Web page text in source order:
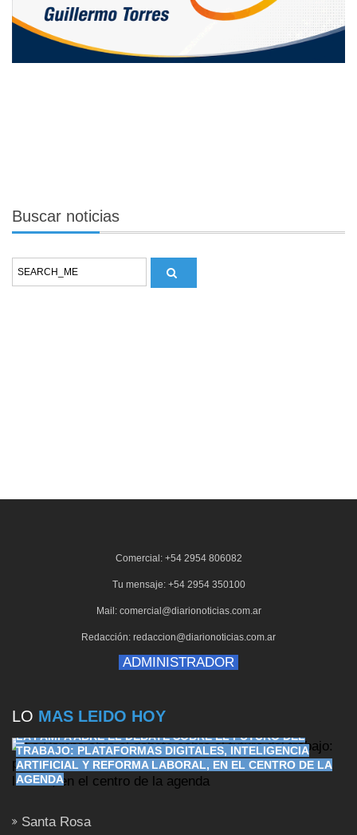
Buscar noticias
Comercial: +54 2954 806082
Tu mensaje: +54 2954 350100
Mail: comercial@diarionoticias.com.ar
Redacción: redaccion@diarionoticias.com.ar
ADMINISTRADOR
LO MAS LEIDO HOY
LA PAMPA ABRE EL DEBATE SOBRE EL FUTURO DEL
TRABAJO: PLATAFORMAS DIGITALES, INTELIGENCIA
ARTIFICIAL Y REFORMA LABORAL, EN EL CENTRO DE LA
AGENDA
Santa Rosa